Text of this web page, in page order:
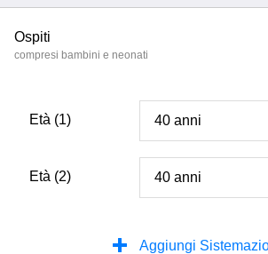
Ospiti
compresi bambini e neonati
Età (1)
Età (2)
Aggiungi